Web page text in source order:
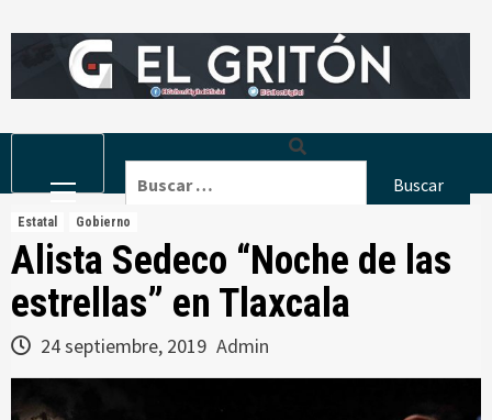
to
Menu
Estatal Gobierno
Alista Sedeco “Noche de las
estrellas” en Tlaxcala
24 septiembre, 2019 Admin